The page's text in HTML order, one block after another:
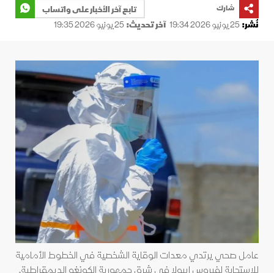
شارك
تابع آخر الأخبار على واتساب
نُشر:25 يونيو 2026 19:34 آخر تحديث:25 يونيو 2026 19:35
عامل صحي يرتدي معدات الوقاية الشخصية في الخطوط الأمامية
للاستجابة لفيروس إيبولا في شرق جمهورية الكونغو الديمقراطية.